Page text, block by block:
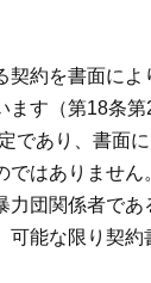
約を書面に
す（第18条第
であり、書面
はありません
力団関係者で
能な限り契